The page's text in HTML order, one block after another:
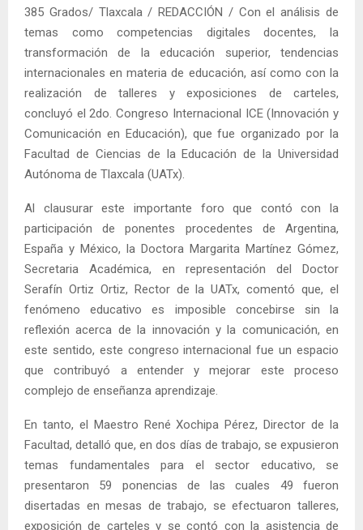
385 Grados/ Tlaxcala / REDACCIÓN / Con el análisis de
temas como competencias digitales docentes, la
transformación de la educación superior, tendencias
internacionales en materia de educación, así como con la
realización de talleres y exposiciones de carteles,
concluyó el 2do. Congreso Internacional ICE (Innovación y
Comunicación en Educación), que fue organizado por la
Facultad de Ciencias de la Educación de la Universidad
Autónoma de Tlaxcala (UATx).
Al clausurar este importante foro que contó con la
participación de ponentes procedentes de Argentina,
España y México, la Doctora Margarita Martínez Gómez,
Secretaria Académica, en representación del Doctor
Serafín Ortiz Ortiz, Rector de la UATx, comentó que, el
fenómeno educativo es imposible concebirse sin la
reflexión acerca de la innovación y la comunicación, en
este sentido, este congreso internacional fue un espacio
que contribuyó a entender y mejorar este proceso
complejo de enseñanza aprendizaje.
En tanto, el Maestro René Xochipa Pérez, Director de la
Facultad, detalló que, en dos días de trabajo, se expusieron
temas fundamentales para el sector educativo, se
presentaron 59 ponencias de las cuales 49 fueron
disertadas en mesas de trabajo, se efectuaron talleres,
exposición de carteles y se contó con la asistencia de